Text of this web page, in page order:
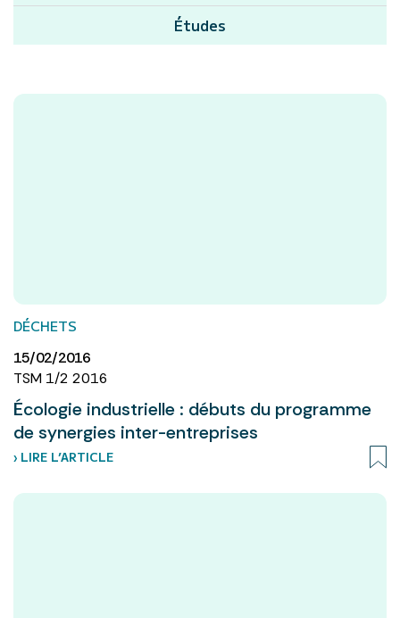
Études
DÉCHETS
15/02/2016
TSM 1/2 2016
Écologie industrielle : débuts du programme
de synergies inter-entreprises
› LIRE L’ARTICLE